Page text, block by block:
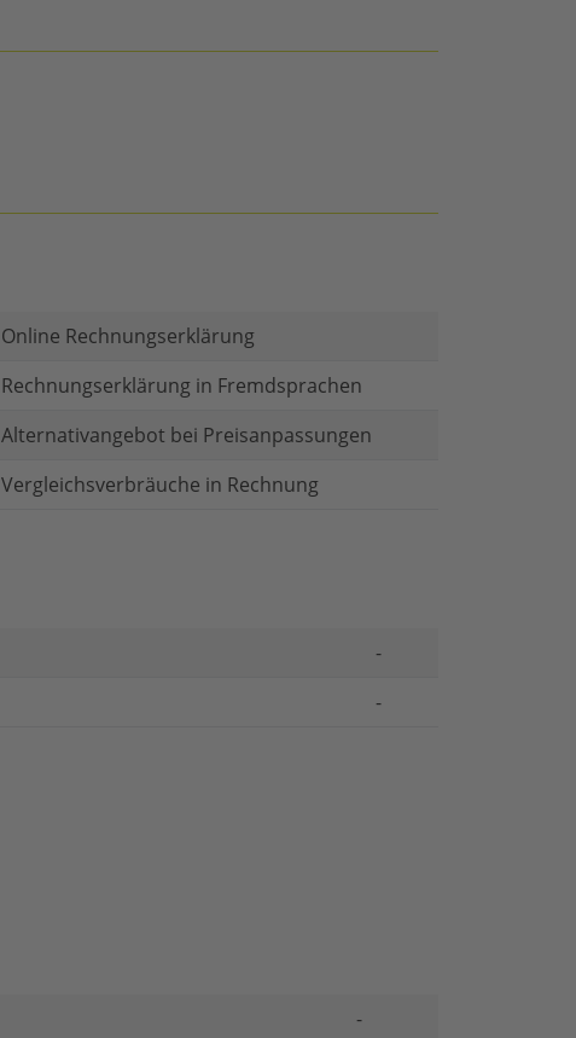
Online Rechnungserklärung
Rechnungserklärung in Fremdsprachen
Alternativangebot bei Preisanpassungen
Vergleichsverbräuche in Rechnung
-
-
-